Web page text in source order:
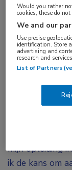
#1 Kijk
steekt
“Ik houd van
Dat ik al in het
Daarmee
was om nog
mijn opleiding
ik de kans om
Would you rather
cookies, these do
We and our
Use precise
identification. Store
advertising and
research and
List of Partners